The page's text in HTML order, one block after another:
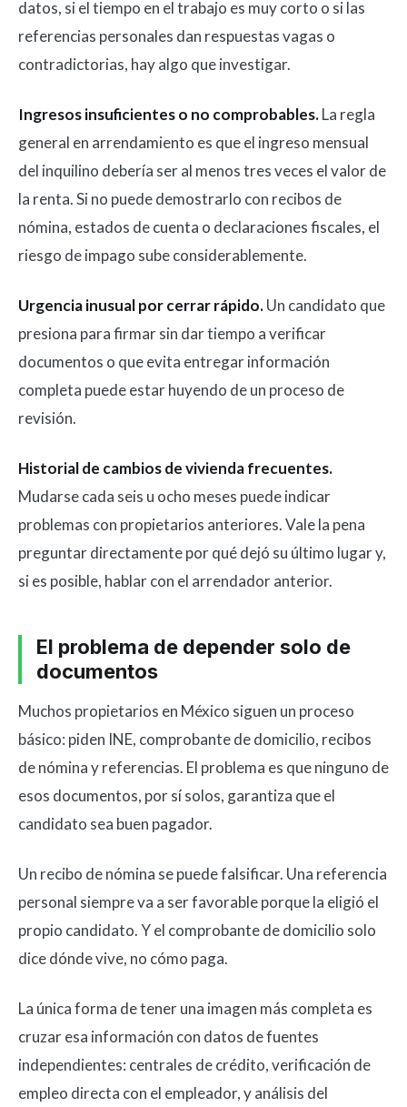
datos, si el tiempo en el trabajo es muy corto o si las
referencias personales dan respuestas vagas o
contradictorias, hay algo que investigar.
Ingresos insuficientes o no comprobables.La regla
general en arrendamiento es que el ingreso mensual
del inquilino debería ser al menos tres veces el valor de
la renta. Si no puede demostrarlo con recibos de
nómina, estados de cuenta o declaraciones fiscales, el
riesgo de impago sube considerablemente.
Urgencia inusual por cerrar rápido.Un candidato que
presiona para firmar sin dar tiempo a verificar
documentos o que evita entregar información
completa puede estar huyendo de un proceso de
revisión.
Historial de cambios de vivienda frecuentes.
Mudarse cada seis u ocho meses puede indicar
problemas con propietarios anteriores. Vale la pena
preguntar directamente por qué dejó su último lugar y,
si es posible, hablar con el arrendador anterior.
El problema de depender solo de
documentos
Muchos propietarios en México siguen un proceso
básico: piden INE, comprobante de domicilio, recibos
de nómina y referencias. El problema es que ninguno de
esos documentos, por sí solos, garantiza que el
candidato sea buen pagador.
Un recibo de nómina se puede falsificar. Una referencia
personal siempre va a ser favorable porque la eligió el
propio candidato. Y el comprobante de domicilio solo
dice dónde vive, no cómo paga.
La única forma de tener una imagen más completa es
cruzar esa información con datos de fuentes
independientes: centrales de crédito, verificación de
empleo directa con el empleador, y análisis del